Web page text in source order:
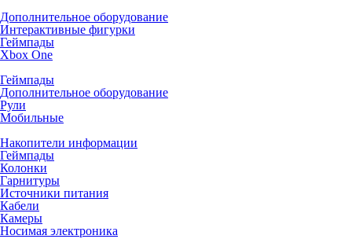
Дополнительное оборудование
Интерактивные фигурки
Геймпады
Xbox One
Геймпады
Дополнительное оборудование
Рули
Мобильные
Накопители информации
Геймпады
Колонки
Гарнитуры
Источники питания
Кабели
Камеры
Носимая электроника